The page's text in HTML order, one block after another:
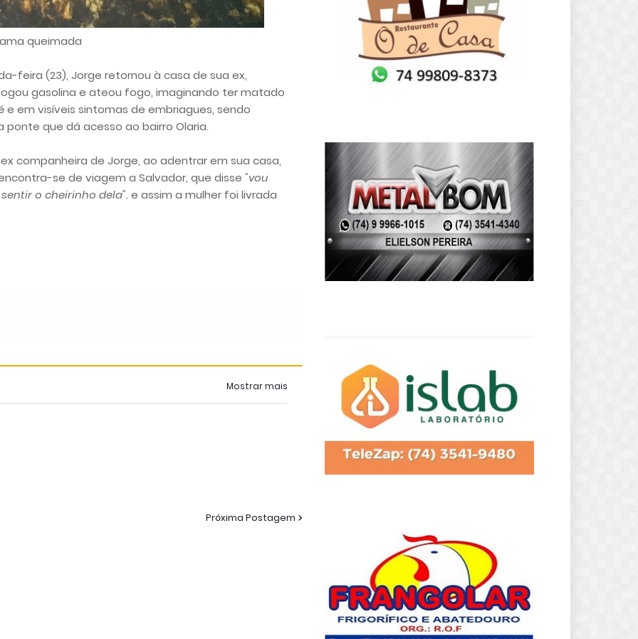
queimada
feira (23), Jorge retornou à casa de sua ex,
gasolina e ateou fogo, imaginando ter matado
em visíveis sintomas de embriagues, sendo
que dá acesso ao bairro Olaria.
companheira de Jorge, ao adentrar em sua casa,
se de viagem a Salvador, que disse "vou
o cheirinho dela". e assim a mulher foi livrada
Mostrar mais
Próxima Postagem